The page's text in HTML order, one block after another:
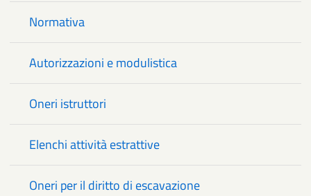
Normativa
Autorizzazioni e modulistica
Oneri istruttori
Elenchi attività estrattive
Oneri per il diritto di escavazione